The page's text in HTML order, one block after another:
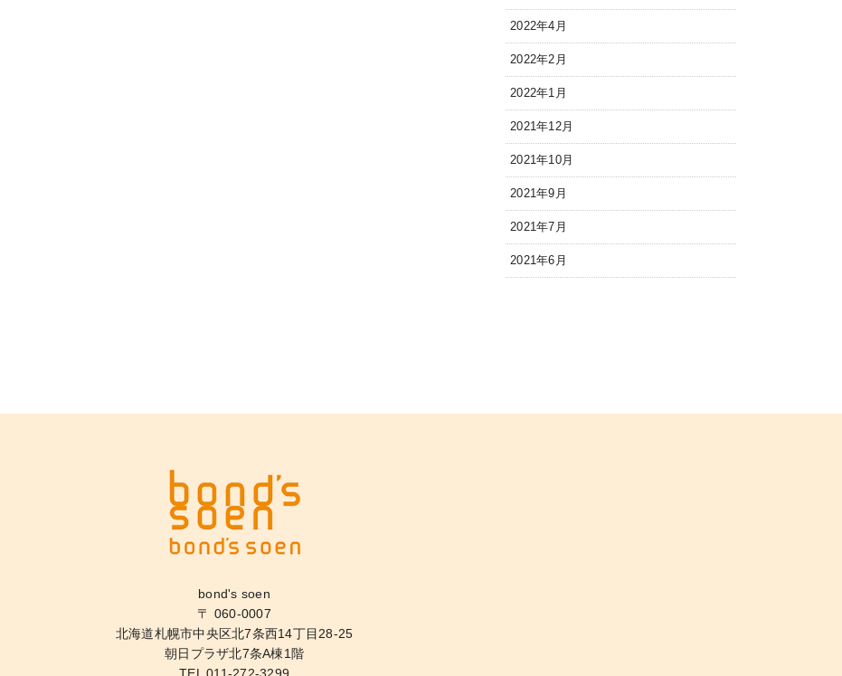
2022年4月
2022年2月
2022年1月
2021年12月
2021年10月
2021年9月
2021年7月
2021年6月
bond's soen
〒 060-0007
北海道札幌市中央区北7条西14丁目28-25
朝日プラザ北7条A棟1階
TEL 011-272-3299